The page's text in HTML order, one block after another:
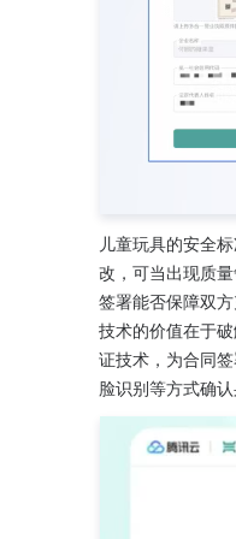
儿童玩具的安全
改，可当出现质
签署能否保障双
技术的价值在于
证技术，为合同
脸识别等方式确